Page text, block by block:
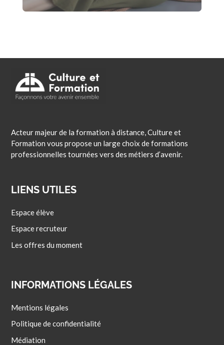
Acteur majeur de la formation à distance, Culture et
Formation vous propose un large choix de formations
professionnelles tournées vers des métiers d’avenir.
LIENS UTILES
Espace élève
Espace recruteur
Les offres du moment
INFORMATIONS LÉGALES
Mentions légales
Politique de confidentialité
Médiation